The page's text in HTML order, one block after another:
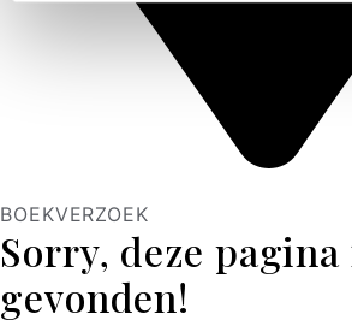
BOEKVERZOEK
Sorry, deze
gevonden!